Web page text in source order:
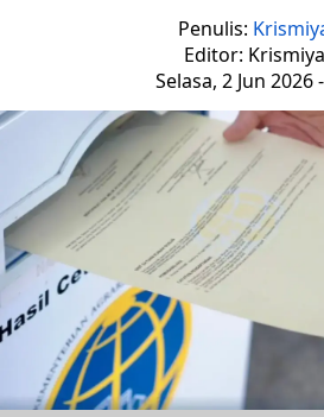
Penulis:
Editor:
Selasa, 2 Jun 2026